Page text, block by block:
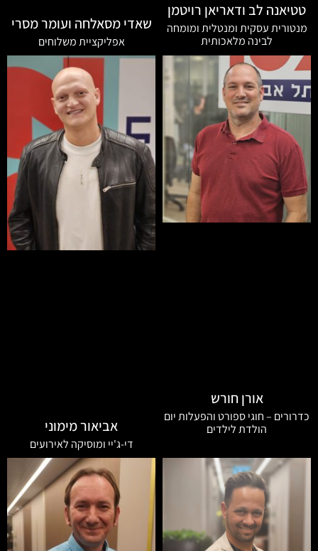
טטיאנה לב ודאריאן רויטמן
מנטורית עסקית ומנטלית ומומחה
לבינה מלאכותית
שאדי מסאלחה ועומר מסרי
אפליקציית משלוחים
אורן חורש
כדרורים – חוגי ספורט והפעלות יום
הולדת לילדים
אביאור מימוני
די-ג'יי ומוסיקה לאירועים